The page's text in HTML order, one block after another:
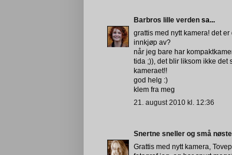
Barbros lille verden sa...
grattis med nytt kamera! det
innkjøp av?
når jeg bare har
tida ;)), det blir liksom ikke det
kameraet!!
god helg :)
klem fra meg
21. august 2010 kl. 12:36
Snertne sneller og små
Grattis med nytt kamera,